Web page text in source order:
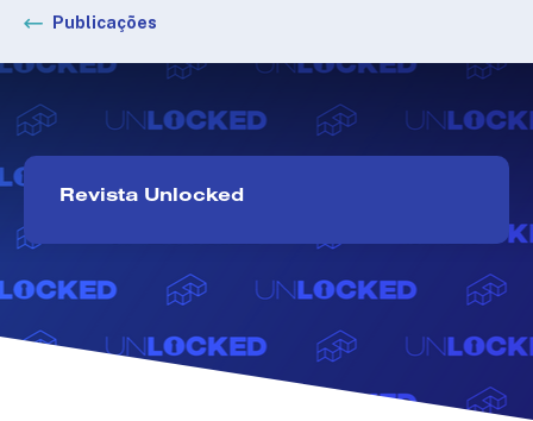
Publicações
Revista Unlocked